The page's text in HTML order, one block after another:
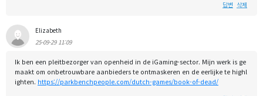
답변 삭제
Elizabeth
25-09-29 11:09
Ik ben een pleitbezorger van openheid in de iGaming-sector. Mijn werk is ge
maakt om onbetrouwbare aanbieders te ontmaskeren en de eerlijke te highl
ighten. https://parkbenchpeople.com/dutch-games/book-of-dead/